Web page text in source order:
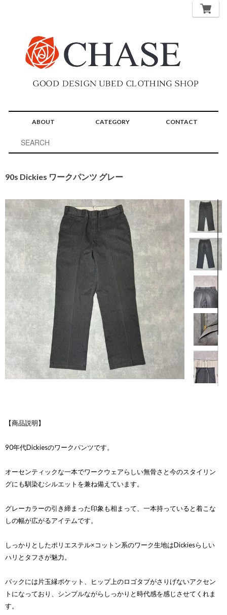
ABOUT CATEGORY CONTACT
90s Dickies ワークパンツ グレー
【商品説明】
90年代Dickiesのワークパンツです。
オーセンティックな一本でワークウェアらしい無骨さと今のスタイリン
グにも馴染むシルエットを兼ね備えています。
グレーカラーの引き締まった印象も相まって、一本持っていると着こな
しの幅が広がるアイテムです。
しっかりとしたポリエステル×コットン系のワーク生地はDickiesらしい
ハリとタフさが魅力。
バックには片玉縁ポケット、ヒップ上のロゴタブがさりげないアクセン
トになっており、シンプルながらしっかりと時代感を感じさせてくれま
す。